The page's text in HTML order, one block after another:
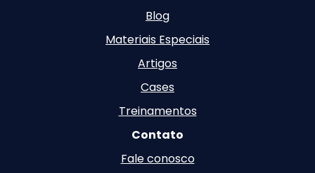
Blog
Materiais Especiais
Artigos
Cases
Treinamentos
Contato
Fale conosco